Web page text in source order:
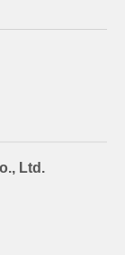
Ltd.